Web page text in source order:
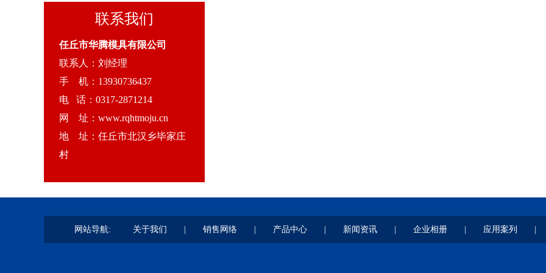
联系我们
任丘市华腾模具有限公司
联系人：刘经理
手 机：13930736437
电 话：0317-2871214
网 址：www.rqhtmoju.cn
地 址：任丘市北汉乡毕家庄
村
网站导航: 关于我们 销售网络 产品中心 新闻资讯 企业相册 应用案列